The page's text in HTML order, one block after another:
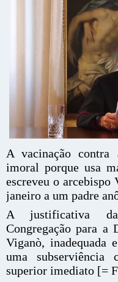
A vacinação contra
imoral porque usa
escreveu o arcebispo
janeiro a um padre
A justificativa
Congregação para a
Viganò, inadequada
uma subserviência
superior imediato [=